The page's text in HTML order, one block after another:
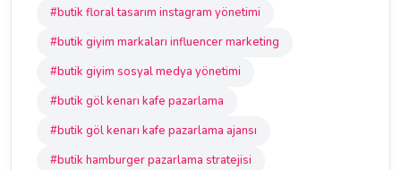
#butik floral tasarım instagram yönetimi
#butik giyim markaları influencer marketing
#butik giyim sosyal medya yönetimi
#butik göl kenarı kafe pazarlama
#butik göl kenarı kafe pazarlama ajansı
#butik hamburger pazarlama stratejisi